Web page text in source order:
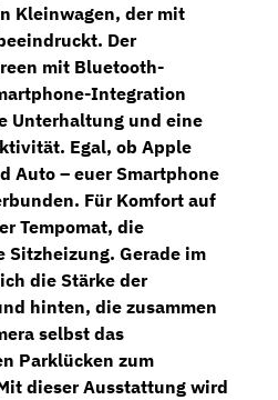
Kleinwagen, der mit
Der
mit Bluetooth-
Integration
Unterhaltung und eine
Egal, ob Apple
Auto – euer Smartphone
Für Komfort auf
Tempomat, die
Sitzheizung. Gerade im
die Stärke der
hinten, die zusammen
selbst das
Parklücken zum
dieser Ausstattung wird